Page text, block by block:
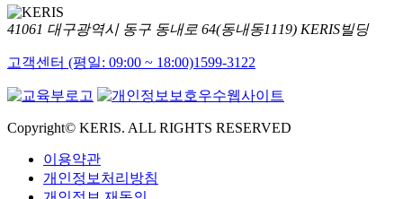
41061 대구광역시 동구 동내로 64(동내동1119) KERIS빌딩
고객센터 (평일: 09:00 ~ 18:00)1599-3122
Copyright© KERIS. ALL RIGHTS RESERVED
이용약관
개인정보처리방침